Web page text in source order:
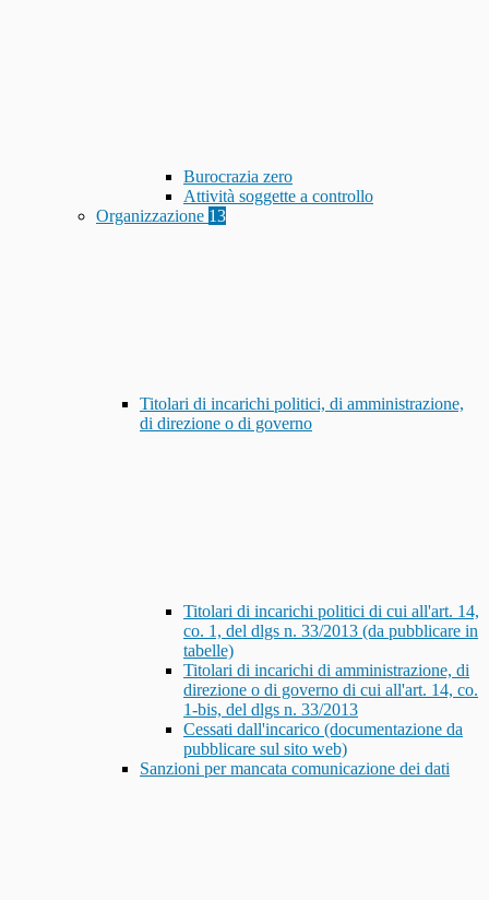
Burocrazia zero
Attività soggette a controllo
Organizzazione 13
Titolari di incarichi politici, di amministrazione,
di direzione o di governo
Titolari di incarichi politici di cui all'art. 14,
co. 1, del dlgs n. 33/2013 (da pubblicare in
tabelle)
Titolari di incarichi di amministrazione, di
direzione o di governo di cui all'art. 14, co.
1-bis, del dlgs n. 33/2013
Cessati dall'incarico (documentazione da
pubblicare sul sito web)
Sanzioni per mancata comunicazione dei dati